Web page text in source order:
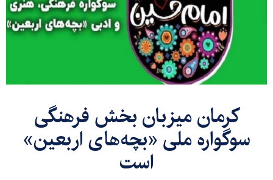
کرمان میزبان بخش فرهنگی
سوگواره ملی «بچه‌های اربعین»
است